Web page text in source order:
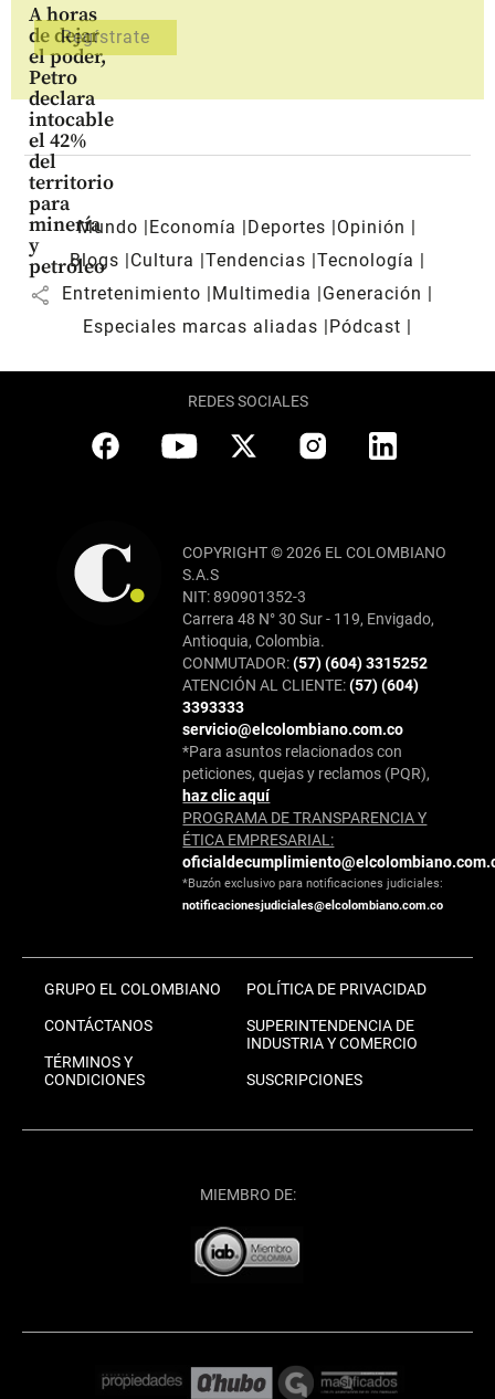
A horas
de dejar
el poder,
Petro
declara
intocable
el 42%
del
territorio
para
minería
y
petróleo
share
Mundo Economía Deportes
Opinión
Blogs
Cultura Tendencias Tecnología
Entretenimiento
Multimedia
Generación
Especiales marcas aliadas
Pódcast
REDES SOCIALES
COPYRIGHT © 2026 EL COLOMBIANO
S.A.S
NIT: 890901352-3
Carrera 48 N° 30 Sur - 119, Envigado,
Antioquia, Colombia.
CONMUTADOR:(57) (604) 3315252
ATENCIÓN AL CLIENTE:(57) (604)
3393333
servicio@elcolombiano.com.co
*Para asuntos relacionados con
peticiones, quejas y reclamos (PQR),
haz clic aquí
PROGRAMA DE TRANSPARENCIA Y
ÉTICA EMPRESARIAL:
*Buzón exclusivo para notificaciones judiciales:
notificacionesjudiciales@elcolombiano.com.co
GRUPO EL COLOMBIANO
CONTÁCTANOS
TÉRMINOS Y
CONDICIONES
POLÍTICA DE PRIVACIDAD
SUPERINTENDENCIA DE
INDUSTRIA Y COMERCIO
SUSCRIPCIONES
MIEMBRO DE: